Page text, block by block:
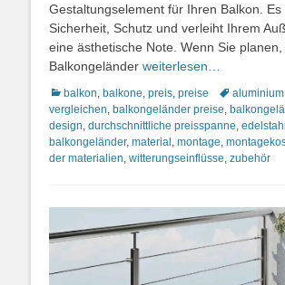
Gestaltungselement für Ihren Balkon. Es
Sicherheit, Schutz und verleiht Ihrem
eine ästhetische Note. Wenn Sie
Balkongeländer weiterlesen…
Kategorien
balkon balkone preis preise Schlagworte
aluminium
vergleichen balkongeländer preise
design durchschnittliche preisspanne edelstahl
balkongeländer, material montage
der materialien witterungseinflüsse zubehör